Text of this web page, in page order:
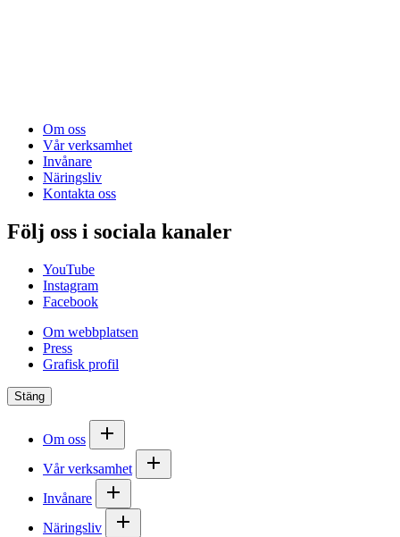
Om oss
Vår verksamhet
Invånare
Näringsliv
Kontakta oss
Följ oss i sociala kanaler
YouTube
Instagram
Facebook
Om webbplatsen
Press
Grafisk profil
Stäng
Om oss
Vår verksamhet
Invånare
Näringsliv